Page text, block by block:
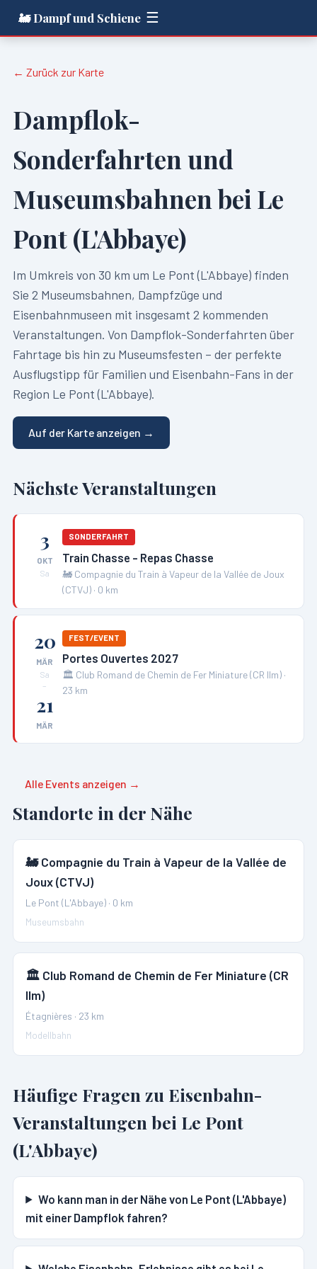
🚂 Dampf und Schiene ☰
← Zurück zur Karte
Dampflok-
Sonderfahrten und
Museumsbahnen bei Le
Pont (L'Abbaye)
Im Umkreis von 30 km um Le Pont (L'Abbaye)finden
Sie 2 Museumsbahnen, Dampfzüge und
Eisenbahnmuseen mit insgesamt 2 kommenden
Veranstaltungen. Von Dampflok-Sonderfahrten über
Fahrtage bis hin zu Museumsfesten – der perfekte
Ausflugstipp für Familien und Eisenbahn-Fans in der
Region Le Pont (L'Abbaye).
Auf der Karte anzeigen →
Nächste Veranstaltungen
3
OKT
Sa
SONDERFAHRT
Train Chasse - Repas Chasse
🚂 Compagnie du Train à Vapeur de la Vallée de Joux
(CTVJ) · 0 km
20
MÄR
Sa
–
21
MÄR
FEST/EVENT
Portes Ouvertes 2027
🏛️ Club Romand de Chemin de Fer Miniature (CR IIm) ·
23 km
Alle Events anzeigen →
Standorte in der Nähe
🚂 Compagnie du Train à Vapeur de la Vallée de
Joux (CTVJ)
Le Pont (L'Abbaye) · 0 km
Museumsbahn
🏛️ Club Romand de Chemin de Fer Miniature (CR
IIm)
Étagnières · 23 km
Modellbahn
Häufige Fragen zu Eisenbahn-
Veranstaltungen bei Le Pont
(L'Abbaye)
Wo kann man in der Nähe von Le Pont (L'Abbaye)
mit einer Dampflok fahren?